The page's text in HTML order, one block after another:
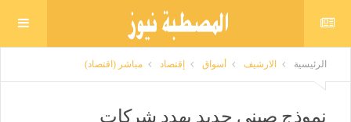
الرئيسية الارشيف أسواق إقتصاد مباشر (اقتصاد)
نموذج صيني جديد يهدد شركات